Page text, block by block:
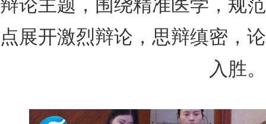
辩论主题，围绕精准医学，规
点展开激烈辩论，思辩缜密，
入胜。